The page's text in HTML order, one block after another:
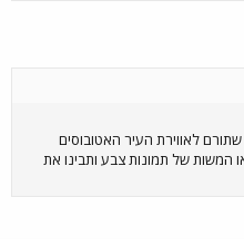
נהדרת שתורם לאווירת העיר האטובוסים
המשות של תמונות צבע ותבינו את